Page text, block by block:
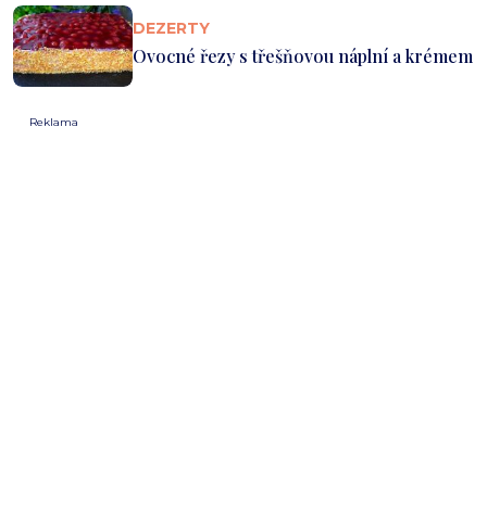
DEZERTY
Ovocné řezy s třešňovou náplní a krémem
Reklama